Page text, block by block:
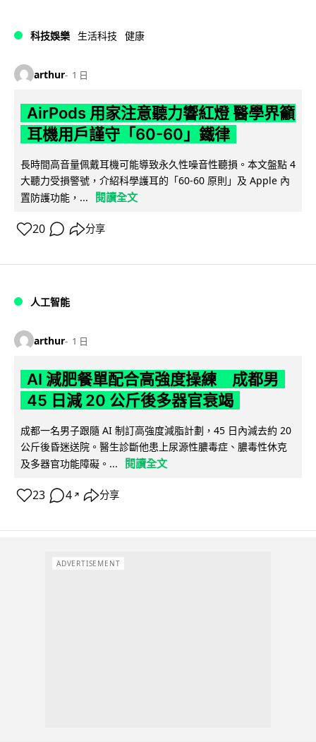
科技娛樂 生活科技 健康
arthur 1 日
AirPods 用家注意聽力響紅燈 醫學界籲
耳機用戶謹守「60-60」鐵律
長時間高音量佩戴耳機可能導致永久性噪音性聽損。本文盤點 4
大聽力受損警號，介紹科學護耳的「60-60 原則」及 Apple 內
置防護功能，...
閱讀全文
20 分享
人工智能
arthur 1 日
AI 減肥餐單配合高強度操練 成都男
45 日減 20 公斤後多器官衰竭
成都一名男子跟隨 AI 制訂高強度減脂計劃，45 日內減去約 20
公斤後昏迷送院。醫生診斷他患上尿源性膿毒症、膿毒性休克
及多器官功能障礙。...
閱讀全文
23 4 ↗ 分享
ADVERTISEMENT